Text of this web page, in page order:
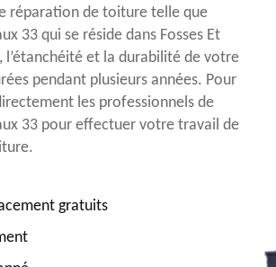
réparation de toiture telle que
33 qui se réside dans Fosses Et
l’étanchéité et la durabilité de votre
pendant plusieurs années. Pour
les professionnels de
33 pour effectuer votre travail de
gratuits